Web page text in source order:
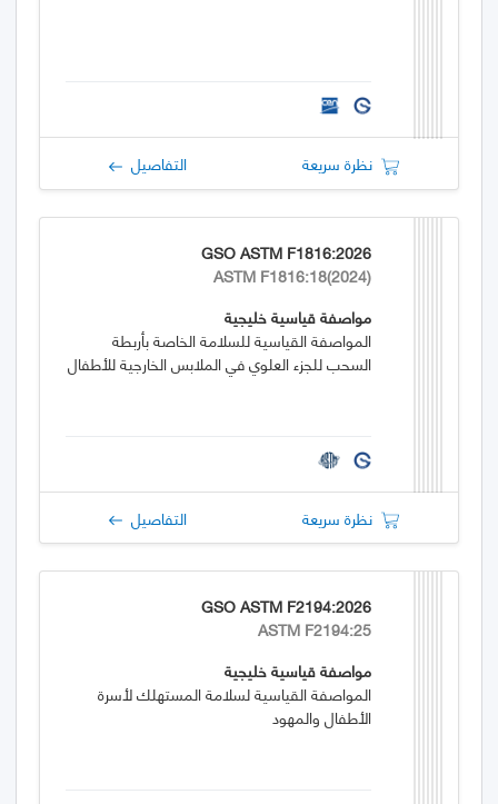
نظرة سريعة التفاصيل
GSO ASTM F1816:2026
ASTM F1816:18(2024)
مواصفة قياسية خليجية
المواصفة القياسية للسلامة الخاصة بأربطة
السحب للجزء العلوي في الملابس الخارجية للأطفال
نظرة سريعة التفاصيل
GSO ASTM F2194:2026
ASTM F2194:25
مواصفة قياسية خليجية
المواصفة القياسية لسلامة المستهلك لأسرة
الأطفال والمهود